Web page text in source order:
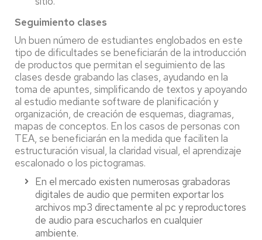
Seguimiento clases
Un buen número de estudiantes englobados en este
tipo de dificultades se beneficiarán de la introducción
de productos que permitan el seguimiento de las
clases desde grabando las clases, ayudando en la
toma de apuntes, simplificando de textos y apoyando
al estudio mediante software de planificación y
organización, de creación de esquemas, diagramas,
mapas de conceptos. En los casos de personas con
TEA, se beneficiarán en la medida que faciliten la
estructuración visual, la claridad visual, el aprendizaje
escalonado o los pictogramas.
En el mercado existen numerosas grabadoras
digitales de audio que permiten exportar los
archivos mp3 directamente al pc y reproductores
de audio para escucharlos en cualquier
ambiente.